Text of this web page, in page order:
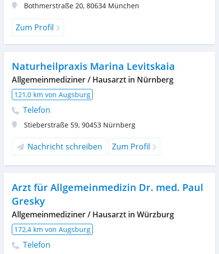
Bothmerstraße 20, 80634 München
Zum Profil
Naturheilpraxis Marina Levitskaia
Allgemeinmediziner / Hausarzt in Nürnberg
121,0 km von Augsburg
Telefon
Stieberstraße 59, 90453 Nürnberg
Nachricht schreiben Zum Profil
Arzt für Allgemeinmedizin Dr. med. Paul
Gresky
Allgemeinmediziner / Hausarzt in Würzburg
172,4 km von Augsburg
Telefon